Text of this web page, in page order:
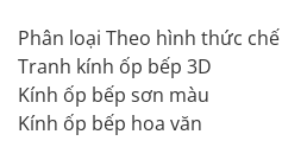
Phân loại Theo hình thức
Tranh kính ốp bếp 3D
Kính ốp bếp sơn màu
Kính ốp bếp hoa văn